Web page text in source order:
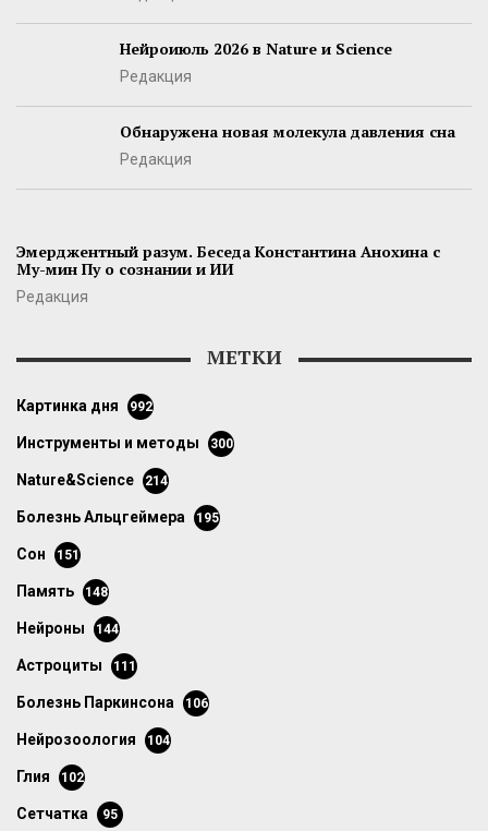
Нейроиюль 2026 в Nature и Science
Редакция
Обнаружена новая молекула давления сна
Редакция
Эмерджентный разум. Беседа Константина Анохина с
Му-мин Пу о сознании и ИИ
Редакция
МЕТКИ
картинка дня 992
инструменты и методы 300
Nature&Science 214
болезнь Альцгеймера 195
сон 151
память 148
нейроны 144
астроциты 111
болезнь Паркинсона 106
нейрозоология 104
глия 102
сетчатка 95